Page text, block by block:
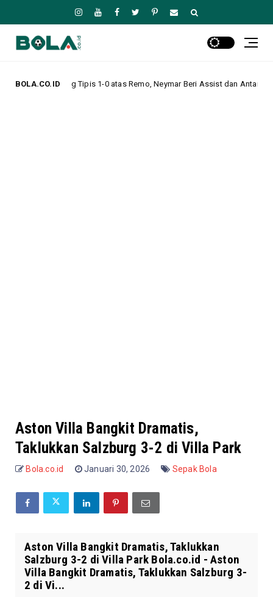
BOLA.CO.ID
Remo, Neymar Beri Assist dan Antar Tim Lolos ke Perempat Final
Aston Villa Bangkit Dramatis,
Taklukkan Salzburg 3-2 di Villa Park
Bola.co.id Januari 30, 2026 Sepak Bola
Aston Villa Bangkit Dramatis, Taklukkan
Salzburg 3-2 di Villa Park Bola.co.id - Aston
Villa Bangkit Dramatis, Taklukkan Salzburg 3-
2 di Vi...